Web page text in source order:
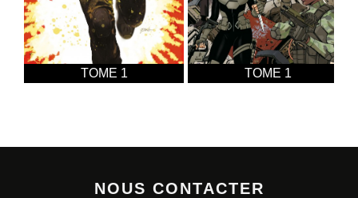
TOME 1 TOME 1
NOUS CONTACTER